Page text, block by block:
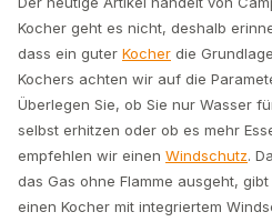
Kocher geht es nicht, deshalb
dass ein guter Kocher die
Kochers achten wir auf die
Überlegen Sie, ob Sie nur Wasser
selbst erhitzen oder ob es mehr
empfehlen wir einen Windschutz.
das Gas ohne Flamme ausgeht,
einen Kocher mit integriertem